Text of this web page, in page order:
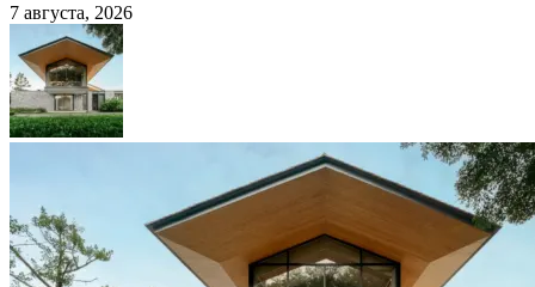
7 августа, 2026